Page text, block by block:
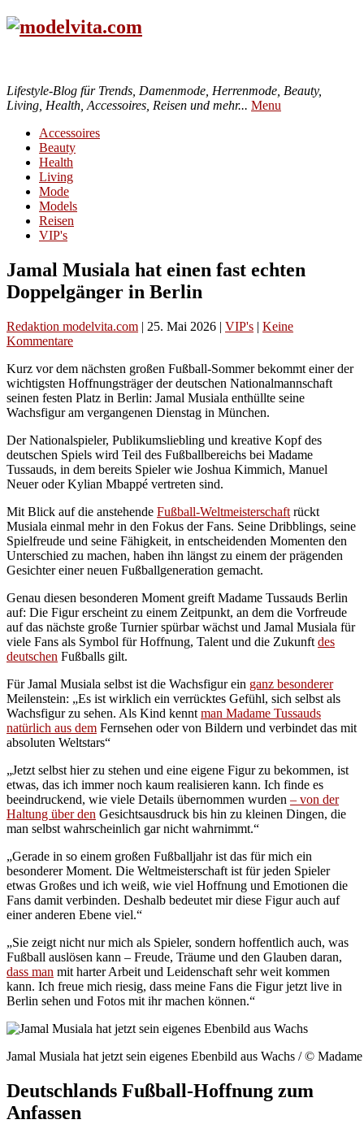
Lifestyle-Blog für Trends, Damenmode, Herrenmode, Beauty,
Living, Health, Accessoires, Reisen und mehr... Menu
Accessoires
Beauty
Health
Living
Mode
Models
Reisen
VIP's
Jamal Musiala hat einen fast echten
Doppelgänger in Berlin
Redaktion modelvita.com | 25. Mai 2026 | VIP's | Keine
Kommentare
Kurz vor dem nächsten großen Fußball-Sommer bekommt einer der
wichtigsten Hoffnungsträger der deutschen Nationalmannschaft
seinen festen Platz in Berlin: Jamal Musiala enthüllte seine
Wachsfigur am vergangenen Dienstag in München.
Der Nationalspieler, Publikumsliebling und kreative Kopf des
deutschen Spiels wird Teil des Fußballbereichs bei Madame
Tussauds, in dem bereits Spieler wie Joshua Kimmich, Manuel
Neuer oder Kylian Mbappé vertreten sind.
Mit Blick auf die anstehende Fußball-Weltmeisterschaft rückt
Musiala einmal mehr in den Fokus der Fans. Seine Dribblings, seine
Spielfreude und seine Fähigkeit, in entscheidenden Momenten den
Unterschied zu machen, haben ihn längst zu einem der prägenden
Gesichter einer neuen Fußballgeneration gemacht.
Genau diesen besonderen Moment greift Madame Tussauds Berlin
auf: Die Figur erscheint zu einem Zeitpunkt, an dem die Vorfreude
auf das nächste große Turnier spürbar wächst und Jamal Musiala für
viele Fans als Symbol für Hoffnung, Talent und die Zukunft des
deutschen Fußballs gilt.
Für Jamal Musiala selbst ist die Wachsfigur ein ganz besonderer
Meilenstein: „Es ist wirklich ein verrücktes Gefühl, sich selbst als
Wachsfigur zu sehen. Als Kind kennt man Madame Tussauds
natürlich aus dem Fernsehen oder von Bildern und verbindet das mit
absoluten Weltstars“
„Jetzt selbst hier zu stehen und eine eigene Figur zu bekommen, ist
etwas, das ich immer noch kaum realisieren kann. Ich finde es
beeindruckend, wie viele Details übernommen wurden – von der
Haltung über den Gesichtsausdruck bis hin zu kleinen Dingen, die
man selbst wahrscheinlich gar nicht wahrnimmt.“
„Gerade in so einem großen Fußballjahr ist das für mich ein
besonderer Moment. Die Weltmeisterschaft ist für jeden Spieler
etwas Großes und ich weiß, wie viel Hoffnung und Emotionen die
Fans damit verbinden. Deshalb bedeutet mir diese Figur auch auf
einer anderen Ebene viel.“
„Sie zeigt nicht nur mich als Spieler, sondern hoffentlich auch, was
Fußball auslösen kann – Freude, Träume und den Glauben daran,
dass man mit harter Arbeit und Leidenschaft sehr weit kommen
kann. Ich freue mich riesig, dass meine Fans die Figur jetzt live in
Berlin sehen und Fotos mit ihr machen können.“
Jamal Musiala hat jetzt sein eigenes Ebenbild aus Wachs / ©
Deutschlands Fußball-Hoffnung zum
Anfassen